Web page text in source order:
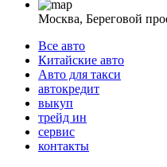
Москва, Береговой
Все авто
Китайские авто
Авто для такси
автокредит
выкуп
трейд ин
сервис
контакты